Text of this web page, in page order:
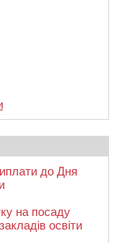
до Дня
на посаду
освіти